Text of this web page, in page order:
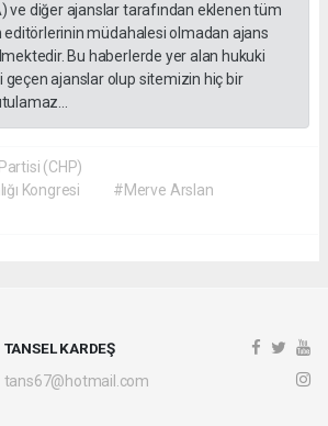
ve diğer ajanslar tarafından eklenen tüm
editörlerinin müdahalesi olmadan ajans
Bu haberlerde yer alan hukuki
ajanslar olup sitemizin hiç bir
(CHP)
Kongresi
#Merve Arslan
TANSEL KARDEŞ
tans67@hotmail.com